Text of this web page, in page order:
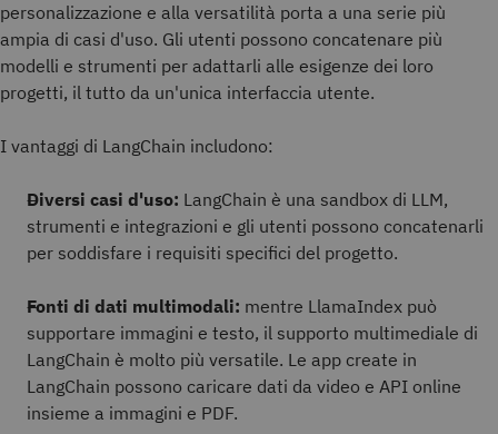
personalizzazione e alla versatilità porta a una serie più
ampia di casi d'uso. Gli utenti possono concatenare più
modelli e strumenti per adattarli alle esigenze dei loro
progetti, il tutto da un'unica interfaccia utente.
I vantaggi di LangChain includono:
Diversi casi d'uso: LangChain è una sandbox di LLM,
strumenti e integrazioni e gli utenti possono concatenarli
per soddisfare i requisiti specifici del progetto.
Fonti di dati multimodali: mentre LlamaIndex può
supportare immagini e testo, il supporto multimediale di
LangChain è molto più versatile. Le app create in
LangChain possono caricare dati da video e API online
insieme a immagini e PDF.